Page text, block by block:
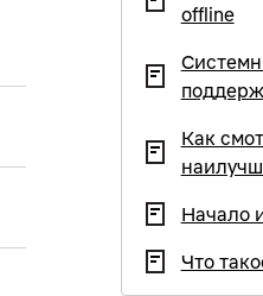
offline
Как
Начало
Что